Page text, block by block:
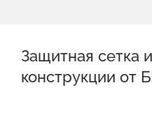
Защитная сетка и
конструкции от